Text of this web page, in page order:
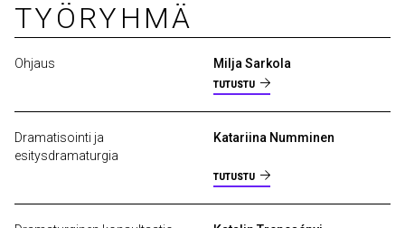
TYÖRYHMÄ
Ohjaus Milja Sarkola
TUTUSTU
Dramatisointi ja
esitysdramaturgia
Katariina Numminen
TUTUSTU